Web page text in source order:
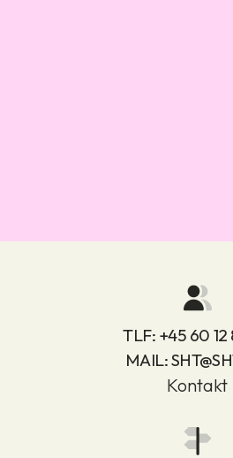
TLF: +45 60
MAIL:
Kontakt